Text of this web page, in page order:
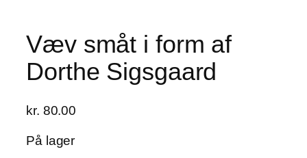
Væv småt i form af
Dorthe Sigsgaard
kr. 80.00
På lager